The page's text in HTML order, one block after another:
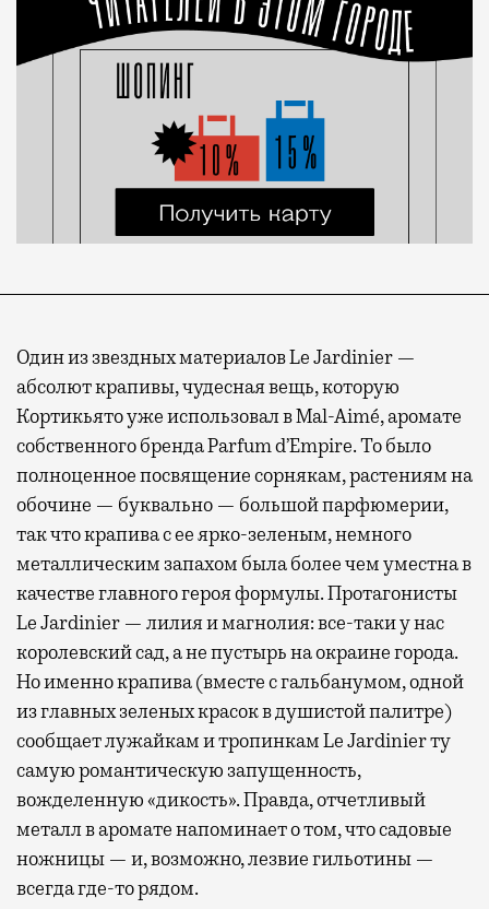
Один из звездных материалов Le Jardinier —
абсолют крапивы, чудесная вещь, которую
Кортикьято уже использовал в Mal-Aimé, аромате
собственного бренда Parfum d’Empire. То было
полноценное посвящение сорнякам, растениям на
обочине — буквально — большой парфюмерии,
так что крапива с ее ярко-зеленым, немного
металлическим запахом была более чем уместна в
качестве главного героя формулы. Протагонисты
Le Jardinier — лилия и магнолия: все-таки у нас
королевский сад, а не пустырь на окраине города.
Но именно крапива (вместе с гальбанумом, одной
из главных зеленых красок в душистой палитре)
сообщает лужайкам и тропинкам Le Jardinier ту
самую романтическую запущенность,
вожделенную «дикость». Правда, отчетливый
металл в аромате напоминает о том, что садовые
ножницы — и, возможно, лезвие гильотины —
всегда где-то рядом.